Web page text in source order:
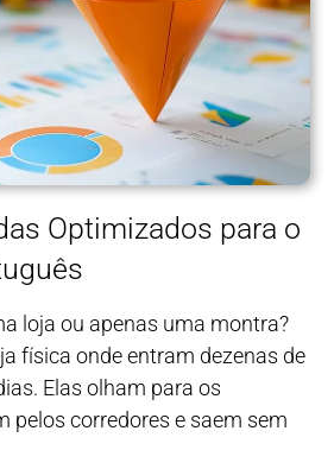
Optimizados para o
loja ou apenas uma montra?
física onde entram dezenas de
Elas olham para os
pelos corredores e saem sem